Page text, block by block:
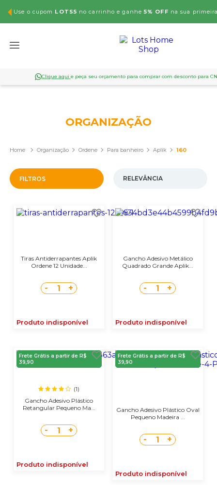
Use o cupom LOTS5 no carrinho e ganhe5% OFF na sua
Clique aqui e peça seu orçamento para comprar com desconto para
ORGANIZAÇÃO
Organização Ordene Para banheiro Aplik 160
FILTROS
Tiras Antiderrapantes Aplik
Ordene 12 Unidade...
- 1 +
Produto indisponível
Gancho Adesivo Metálico
Quadrado Grande Aplik...
- 1 +
Produto indisponível
Frete Grátis a partir de R$
39,90
(1)
Gancho Adesivo Plástico
Retangular Pequeno Ma...
- 1 +
Produto indisponível
Frete Grátis a partir de R$
39,90
Gancho Adesivo Plástico Oval
Pequeno Madeira ...
- 1 +
Produto indisponível